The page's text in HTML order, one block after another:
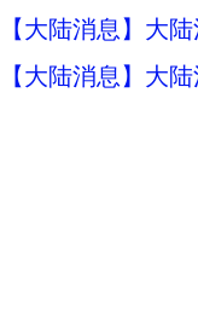
【大陆消息】大
【大陆消息】大